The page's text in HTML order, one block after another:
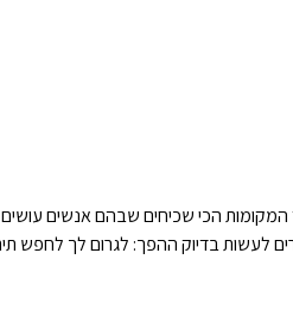
הכי שכיחים שבהם אנשים עושים
לעשות בדיוק ההפך: לגרום לך לחפש